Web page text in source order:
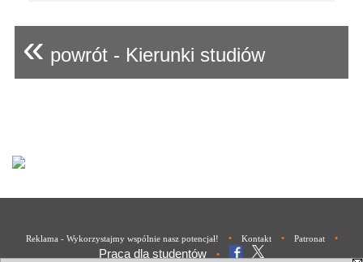
« powrót - Kierunki studiów
Reklama - Wykorzystajmy wspólnie nasz potencjał! • Kontakt • Patronat •
Praca dla studentów •